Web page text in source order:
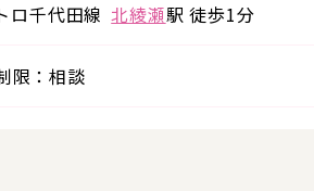
ロ千代田線 北綾瀬駅 徒歩1分
限：相談